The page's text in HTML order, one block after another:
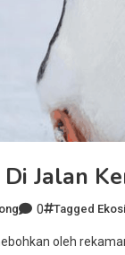
Jalan
0 Tagged
oleh